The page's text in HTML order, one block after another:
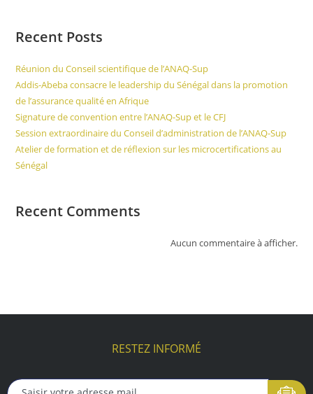
Recent Posts
Réunion du Conseil scientifique de l’ANAQ-Sup
Addis-Abeba consacre le leadership du Sénégal dans la promotion
de l’assurance qualité en Afrique
Signature de convention entre l’ANAQ-Sup et le CFJ
Session extraordinaire du Conseil d’administration de l’ANAQ-Sup
Atelier de formation et de réflexion sur les microcertifications au
Sénégal
Recent Comments
Aucun commentaire à afficher.
RESTEZ INFORMÉ